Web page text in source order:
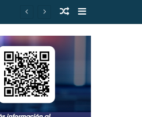
Publicación al
Barra lateral